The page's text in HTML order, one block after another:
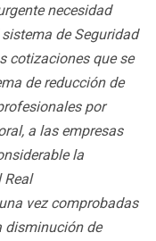
necesidad
de Seguridad
cotizaciones que se
de reducción de
por
a las empresas
la
Real
vez comprobadas
disminución de